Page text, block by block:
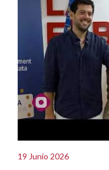
19 Junio 2026